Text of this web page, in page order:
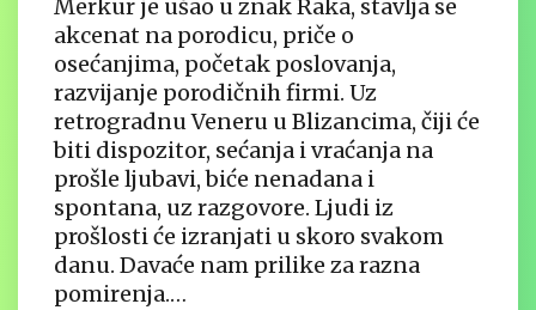
Merkur je ušao u znak Raka, stavlja se
akcenat na porodicu, priče o
osećanjima, početak poslovanja,
razvijanje porodičnih firmi. Uz
retrogradnu Veneru u Blizancima, čiji će
biti dispozitor, sećanja i vraćanja na
prošle ljubavi, biće nenadana i
spontana, uz razgovore. Ljudi iz
prošlosti će izranjati u skoro svakom
danu. Davaće nam prilike za razna
pomirenja.…